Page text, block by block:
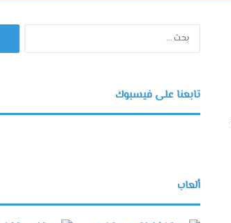
تابعنا على فيسبوك
ألعاب